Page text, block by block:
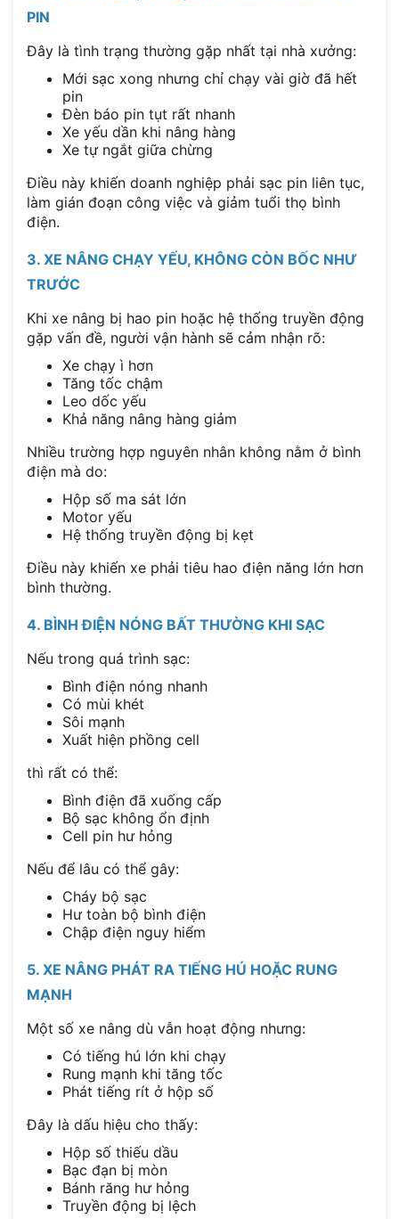
PIN
Đây là tình trạng thường gặp nhất tại nhà xưởng:
Mới sạc xong nhưng chỉ chạy vài giờ đã hết
pin
Đèn báo pin tụt rất nhanh
Xe yếu dần khi nâng hàng
Xe tự ngắt giữa chừng
Điều này khiến doanh nghiệp phải sạc pin liên tục,
làm gián đoạn công việc và giảm tuổi thọ bình
điện.
3. XE NÂNG CHẠY YẾU, KHÔNG CÒN BỐC NHƯ
TRƯỚC
Khi xe nâng bị hao pin hoặc hệ thống truyền động
gặp vấn đề, người vận hành sẽ cảm nhận rõ:
Xe chạy ì hơn
Tăng tốc chậm
Leo dốc yếu
Khả năng nâng hàng giảm
Nhiều trường hợp nguyên nhân không nằm ở bình
điện mà do:
Hộp số ma sát lớn
Motor yếu
Hệ thống truyền động bị kẹt
Điều này khiến xe phải tiêu hao điện năng lớn hơn
bình thường.
4. BÌNH ĐIỆN NÓNG BẤT THƯỜNG KHI SẠC
Nếu trong quá trình sạc:
Bình điện nóng nhanh
Có mùi khét
Sôi mạnh
Xuất hiện phồng cell
thì rất có thể:
Bình điện đã xuống cấp
Bộ sạc không ổn định
Cell pin hư hỏng
Nếu để lâu có thể gây:
Cháy bộ sạc
Hư toàn bộ bình điện
Chập điện nguy hiểm
5. XE NÂNG PHÁT RA TIẾNG HÚ HOẶC RUNG
MẠNH
Một số xe nâng dù vẫn hoạt động nhưng:
Có tiếng hú lớn khi chạy
Rung mạnh khi tăng tốc
Phát tiếng rít ở hộp số
Đây là dấu hiệu cho thấy:
Hộp số thiếu dầu
Bạc đạn bị mòn
Bánh răng hư hỏng
Truyền động bị lệch